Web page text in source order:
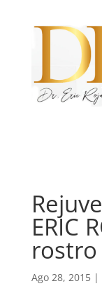
ERIC
Ago 28, 2015|